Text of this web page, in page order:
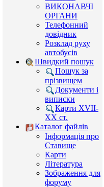
ВИКОНАВЧІ
ОРГАНИ
Телефонний
довідник
Розклад руху
автобусів
Швидкий пошук
Пошук за
прізвищем
Документи і
виписки
Карти XVII-
XX ст.
Каталог файлів
Інформація про
Ставище
Карти
Література
Зображення для
форуму